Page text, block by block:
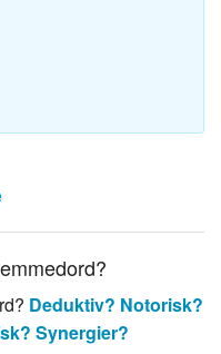
Deduktiv? Notorisk?
Synergier?